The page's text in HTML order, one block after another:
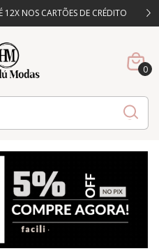
NOS CARTÕES DE CRÉDITO
0